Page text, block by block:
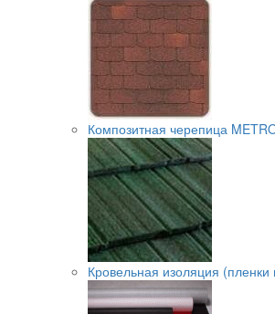
Композитная черепица
Кровельная изоляция